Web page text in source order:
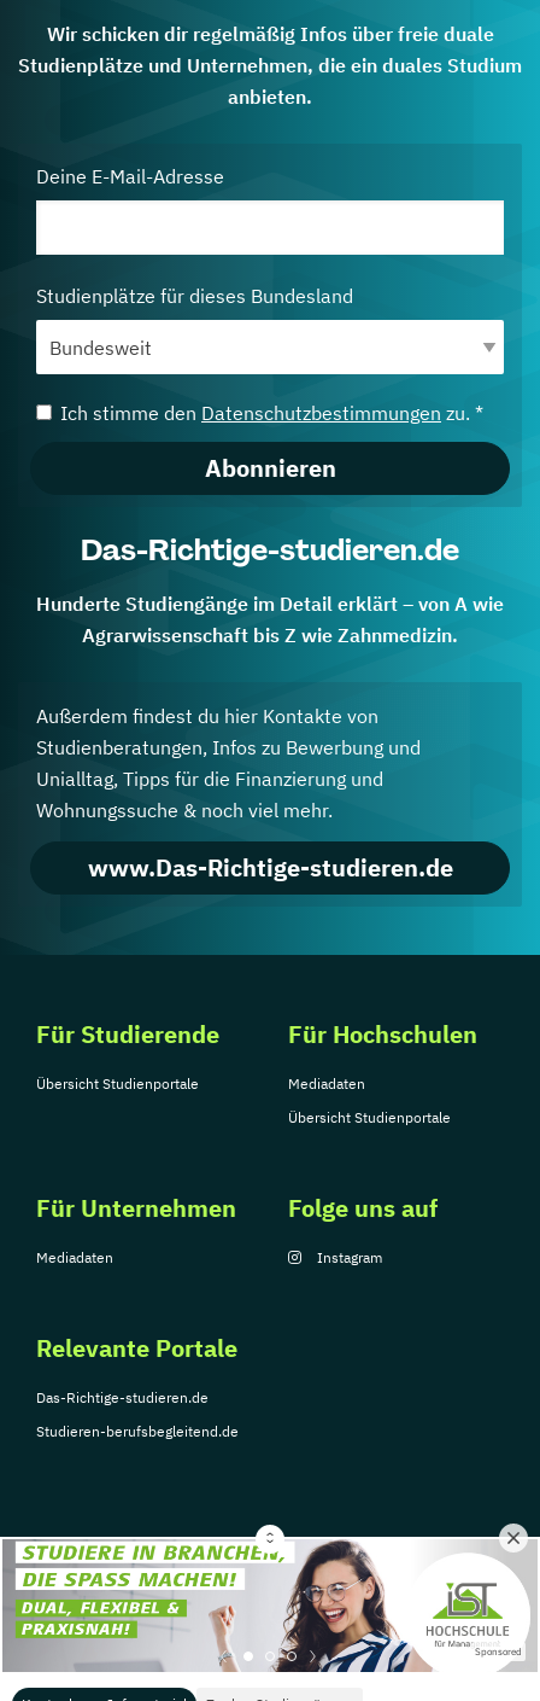
Sponsored
Wir schicken dir regelmäßig Infos über freie duale
Studienplätze und Unternehmen, die ein duales Studium
anbieten.
Deine E-Mail-Adresse
Studienplätze für dieses Bundesland
Ich stimme den Datenschutzbestimmungen zu. *
Abonnieren
Das-Richtige-studieren.de
Hunderte Studiengänge im Detail erklärt – von A wie
Agrarwissenschaft bis Z wie Zahnmedizin.
Außerdem findest du hier Kontakte von
Studienberatungen, Infos zu Bewerbung und
Unialltag, Tipps für die Finanzierung und
Wohnungssuche & noch viel mehr.
www.Das-Richtige-studieren.de
Für Studierende
Übersicht Studienportale
Für Hochschulen
Mediadaten
Übersicht Studienportale
Für Unternehmen
Mediadaten
Relevante Portale
Das-Richtige-studieren.de
Studieren-berufsbegleitend.de
Folge uns auf
Instagram
© Copyright 2026, TarGroup Media GmbH
Impressum
Über
Datenschutzerklärung Nutzungsbedingungen